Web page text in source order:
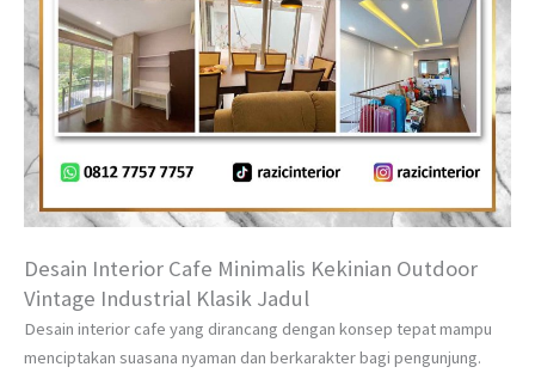
Desain Interior Cafe Minimalis Kekinian Outdoor
Vintage Industrial Klasik Jadul
Desain interior cafe yang dirancang dengan konsep tepat mampu
menciptakan suasana nyaman dan berkarakter bagi pengunjung.